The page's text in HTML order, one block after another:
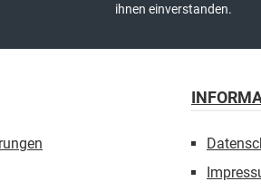
ihnen einverstanden.